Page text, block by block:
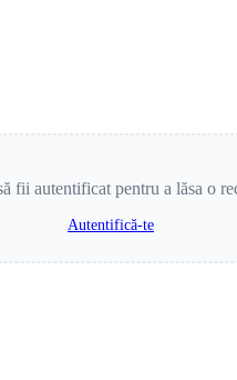
fii autentificat pentru a lăsa o
Autentifică-te